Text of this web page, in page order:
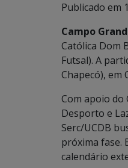
Publicado em
Campo
Católica Dom
Futsal). A
Chapecó), em
Com apoio do
Desporto e
Serc/UCDB
próxima fase.
calendário